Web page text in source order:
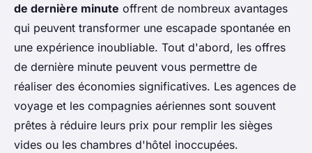
de dernière minute offrent de nombreux avantages
qui peuvent transformer une escapade spontanée en
une expérience inoubliable. Tout d'abord, les offres
de dernière minute peuvent vous permettre de
réaliser des économies significatives. Les agences de
voyage et les compagnies aériennes sont souvent
prêtes à réduire leurs prix pour remplir les sièges
vides ou les chambres d'hôtel inoccupées.